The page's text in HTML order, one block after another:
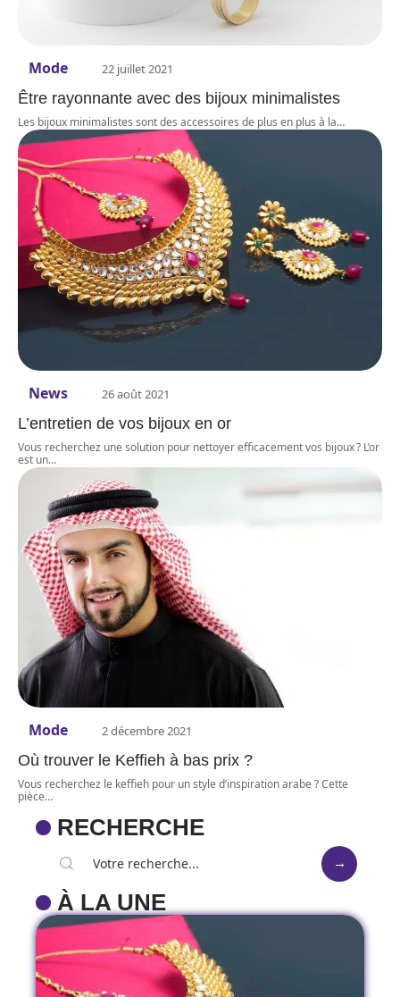
Mode 22 juillet 2021
Être rayonnante avec des bijoux minimalistes
Les bijoux minimalistes sont des accessoires de plus en plus à la…
News 26 août 2021
L’entretien de vos bijoux en or
Vous recherchez une solution pour nettoyer efficacement vos bijoux ? L’or
est un…
Mode 2 décembre 2021
Où trouver le Keffieh à bas prix ?
Vous recherchez le keffieh pour un style d’inspiration arabe ? Cette
pièce…
RECHERCHE
À LA UNE